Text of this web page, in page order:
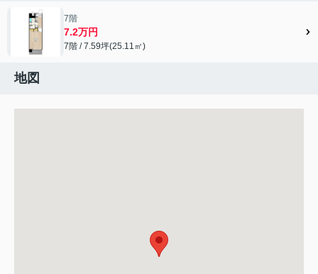
7階
7.2万円
7階 / 7.59坪(25.11㎡)
地図